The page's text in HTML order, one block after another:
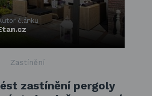
článku
Zastínění
zastínění pergoly